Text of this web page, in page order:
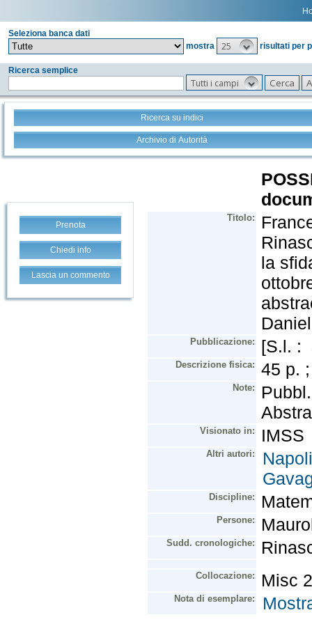
Seleziona banca dati
mostra
25 risultati per
Ricerca semplice
Tutti i campi
Ricerca su indici
Archivio di Autorità
Prenota
Chiedi info
Lascia un commento